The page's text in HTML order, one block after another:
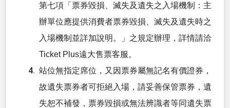
第七項「票券毀損、滅失及遺失之入場機制：主
辦單位應提供消費者票券毀損、滅失及遺失時之
入場機制並詳加說明。」之規定辦理，詳情請洽
Ticket Plus遠大售票客服。
站位無指定席位，又因票券屬無記名有價證券，
故遺失票券者可拒絕入場，請妥善保管票券，遺
失恕不補發，票券毀損或無法辨識者等同遺失票